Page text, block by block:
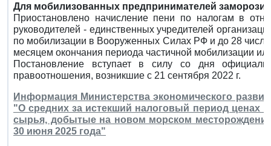
Для мобилизованных предпринимателей
Приостановлено начисление пени по налогам в
руководителей - единственных учредителей
по мобилизации в Вооруженных Силах РФ и до 28
месяцем окончания периода частичной мобилизации
Постановление вступает в силу со дня
правоотношения, возникшие с 21 сентября 2022 г.
Информация Министерства экономического
"О средних за истекший налоговый период ценах
сырья, добытые на новом морском
30 июня 2025 года"